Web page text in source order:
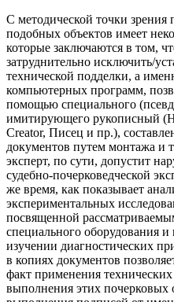
С методической точки зрения
подобных объектов имеет
которые заключаются в том,
затруднительно исключить/
технической подделки, а
компьютерных программ,
помощью специального
имитирующего рукописный
Creator, Писец и пр.),
документов путем монтажа и
эксперт, по сути, допустит
судебно-почерковедческой
же время, как показывает
экспериментальных
посвященной
специального оборудования
изучении диагностических
в копиях документов
факт применения
выполнения этих почерковых